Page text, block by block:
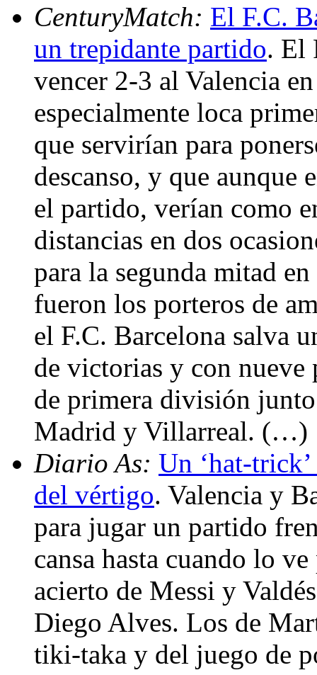
CenturyMatch: El F.C.
un trepidante partido. El
vencer 2-3 al Valencia
especialmente loca
que servirían para
descanso, y que aunque
el partido, verían como
distancias en dos
para la segunda mitad
fueron los porteros de
el F.C. Barcelona salva
de victorias y con nueve
de primera división
Madrid y Villarreal. (…)
Diario As: Un ‘hat-
del vértigo. Valencia y
para jugar un partido
cansa hasta cuando lo
acierto de Messi y
Diego Alves. Los de
tiki-taka y del juego de